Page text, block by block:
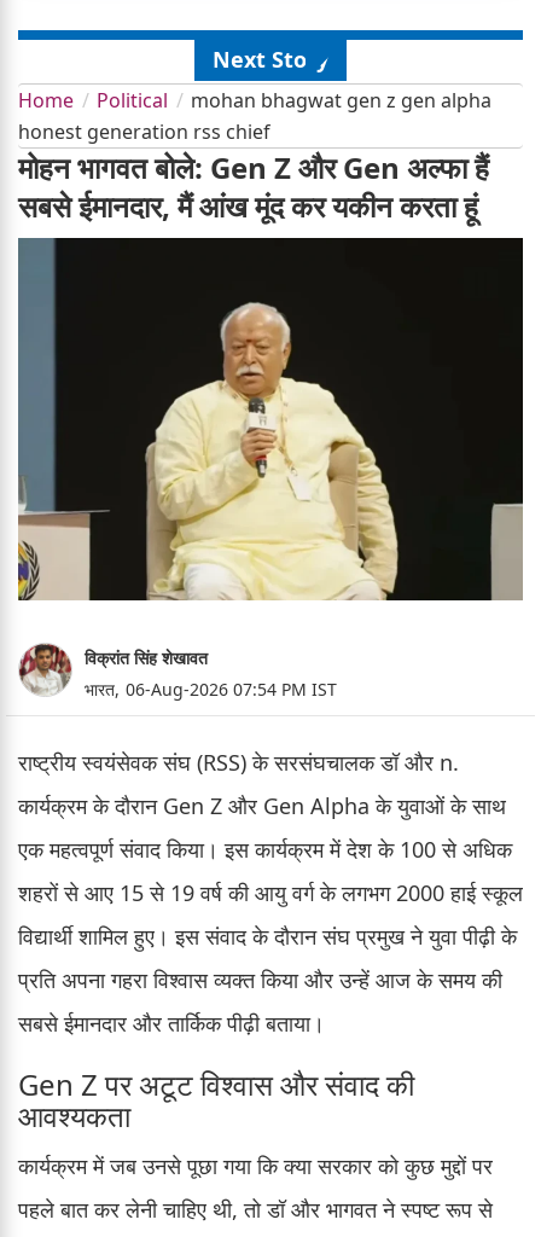
Next Story
Home Political
mohan bhagwat gen z gen alpha
honest generation rss chief
मोहन भागवत बोले: Gen Z और Gen अल्फा हैं
सबसे ईमानदार, मैं आंख मूंद कर यकीन करता हूं
विक्रांत सिंह शेखावत
भारत, 06-Aug-2026 07:54 PM IST
राष्ट्रीय स्वयंसेवक संघ (RSS) के सरसंघचालक डॉ और n.
कार्यक्रम के दौरान Gen Z और Gen Alpha के युवाओं के साथ
एक महत्वपूर्ण संवाद किया। इस कार्यक्रम में देश के 100 से अधिक
शहरों से आए 15 से 19 वर्ष की आयु वर्ग के लगभग 2000 हाई स्कूल
विद्यार्थी शामिल हुए। इस संवाद के दौरान संघ प्रमुख ने युवा पीढ़ी के
प्रति अपना गहरा विश्वास व्यक्त किया और उन्हें आज के समय की
सबसे ईमानदार और तार्किक पीढ़ी बताया।
Gen Z पर अटूट विश्वास और संवाद की
आवश्यकता
कार्यक्रम में जब उनसे पूछा गया कि क्या सरकार को कुछ मुद्दों पर
पहले बात कर लेनी चाहिए थी, तो डॉ और भागवत ने स्पष्ट रूप से